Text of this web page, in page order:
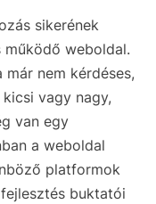
sikerének
weboldal.
nem kérdéses,
vagy nagy,
van egy
a weboldal
platformok
buktatói